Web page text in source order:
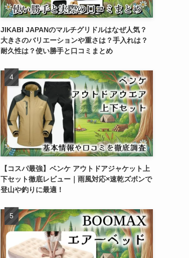
JIKABI JAPANのマルチグリドルはなぜ人気？
大きさのバリエーションや重さは？手入れは？
耐久性は？使い勝手と口コミまとめ
【コスパ最強】ベンケ アウトドアジャケット上
下セット徹底レビュー｜雨風対応×速乾ズボンで
登山や釣りに最適！